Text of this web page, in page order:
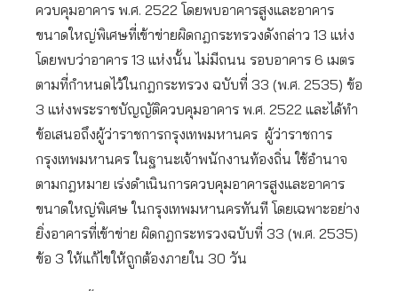
ควบคุมอาคาร พ.ศ. 2522 โดยพบอาคารสูงและอาคาร
ขนาดใหญ่พิเศษที่เข้าข่ายผิดกฎกระทรวงดังกล่าว 13 แห่ง
โดยพบว่าอาคาร 13 แห่งนั้น ไม่มีถนน รอบอาคาร 6 เมตร
ตามที่กำหนดไว้ในกฎกระทรวง ฉบับที่ 33 (พ.ศ. 2535) ข้อ
3 แห่งพระราชบัญญัติควบคุมอาคาร พ.ศ. 2522 และได้ทำ
ข้อเสนอถึงผู้ว่าราชการกรุงเทพมหานคร ผู้ว่าราชการ
กรุงเทพมหานคร ในฐานะเจ้าพนักงานท้องถิ่น ใช้อำนาจ
ตามกฎหมาย เร่งดำเนินการควบคุมอาคารสูงและอาคาร
ขนาดใหญ่พิเศษ ในกรุงเทพมหานครทันที โดยเฉพาะอย่าง
ยิ่งอาคารที่เข้าข่าย ผิดกฎกระทรวงฉบับที่ 33 (พ.ศ. 2535)
ข้อ 3 ให้แก้ไขให้ถูกต้องภายใน 30 วัน